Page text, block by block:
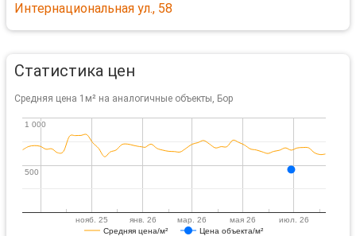
Интернациональная ул., 58
Статистика цен
Средняя цена 1м² на аналогичные объекты, Бор
Средняя цена/м² Цена объекта/м²
нояб. 25 янв. 26 мар. 26 мая 26 июл. 26
500
500
1 000
1 000